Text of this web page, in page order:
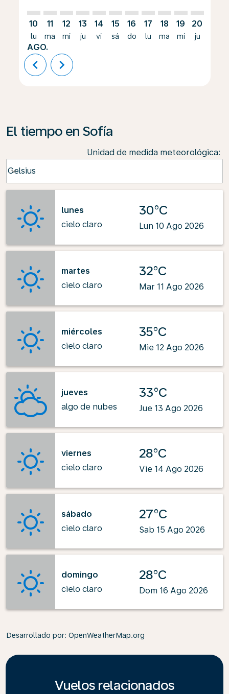
10
lu
AGO.
11
ma
12
mi
13
ju
14
vi
15
sá
16
do
17
lu
18
ma
19
mi
20
ju
chevron_left chevron_right
El tiempo en Sofía
Unidad de medida meteorológica:
Celsius
keyboard_arrow_down
lunes
cielo claro
30°C
Lun 10 Ago 2026
martes
cielo claro
32°C
Mar 11 Ago 2026
miércoles
cielo claro
35°C
Mie 12 Ago 2026
jueves
algo de nubes
33°C
Jue 13 Ago 2026
viernes
cielo claro
28°C
Vie 14 Ago 2026
sábado
cielo claro
27°C
Sab 15 Ago 2026
domingo
cielo claro
28°C
Dom 16 Ago 2026
Desarrollado por: OpenWeatherMap.org
Vuelos relacionados